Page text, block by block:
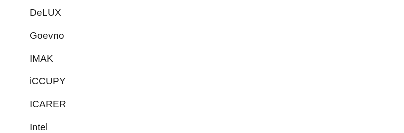
DeLUX
Goevno
IMAK
iCCUPY
ICARER
Intel